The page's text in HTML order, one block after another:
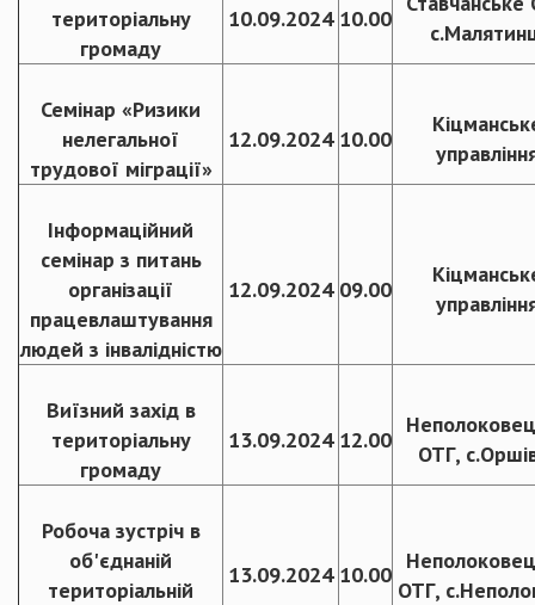
територіальну
громаду
10.09.2024 10.00
Семінар «Ризики
нелегальної
трудової міграції»
12.09.2024 10.00
Інформаційний
семінар з питань
організації
працевлаштування
людей з інвалідністю
12.09.2024 09.00
Виїзний захід в
територіальну
громаду
13.09.2024 12.00
ОТГ,
Робоча зустріч в
об'єднаній
територіальній
13.09.2024 10.00
ОТГ,